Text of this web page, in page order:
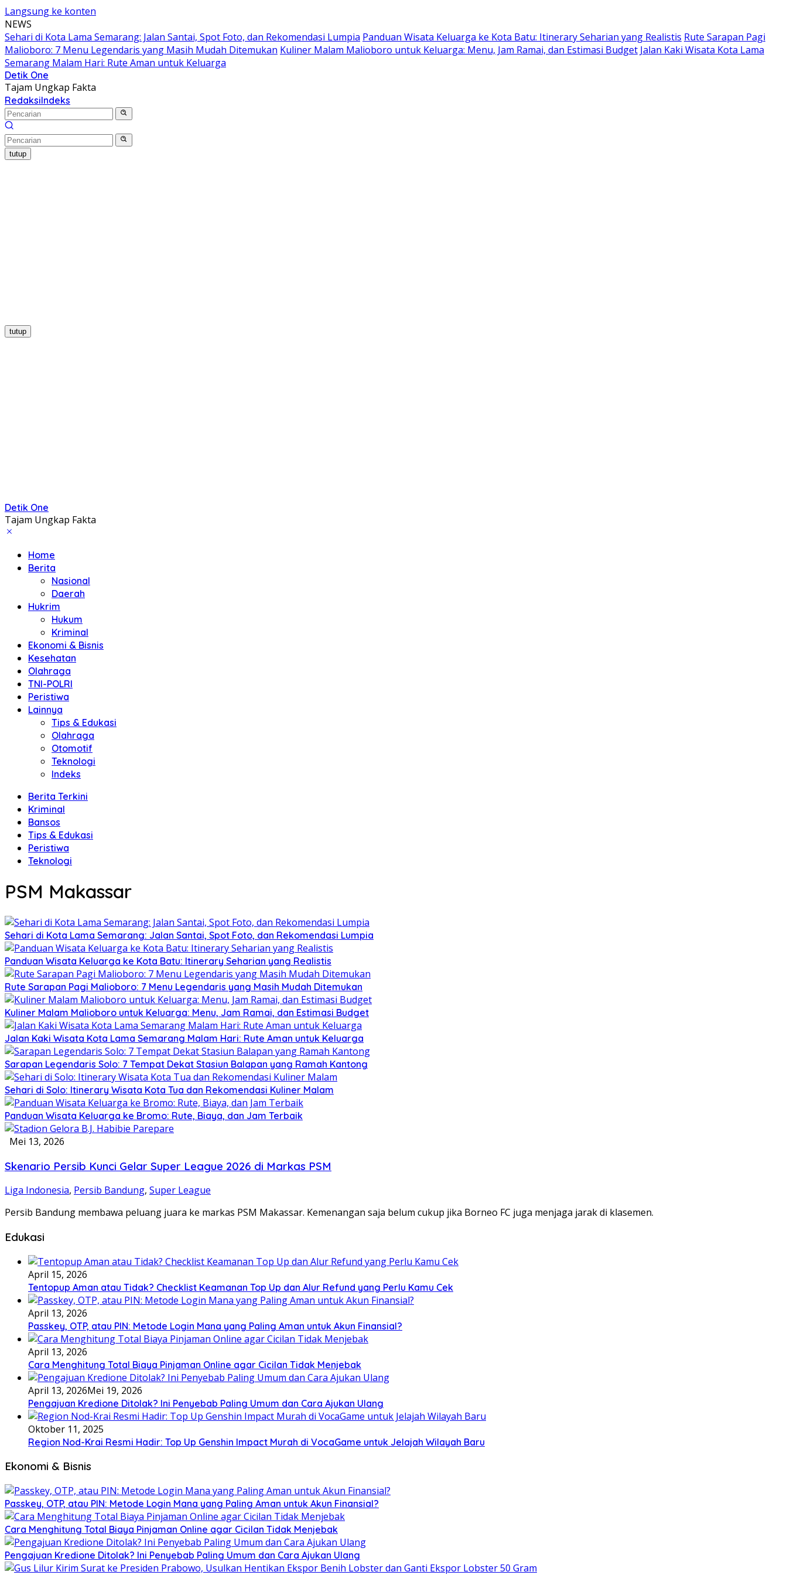
Langsung ke konten
NEWS
Sehari di Kota Lama Semarang: Jalan Santai, Spot Foto, dan Rekomendasi Lumpia Panduan Wisata Keluarga ke Kota Batu: Itinerary Seharian yang Realistis Rute Sarapan Pagi
Malioboro: 7 Menu Legendaris yang Masih Mudah Ditemukan Kuliner Malam Malioboro untuk Keluarga: Menu, Jam Ramai, dan Estimasi Budget Jalan Kaki Wisata Kota Lama
Semarang Malam Hari: Rute Aman untuk Keluarga
Detik One
Tajam Ungkap Fakta
RedaksiIndeks
tutup
tutup
Detik One
Tajam Ungkap Fakta
Home
Berita
Nasional
Daerah
Hukrim
Hukum
Kriminal
Ekonomi & Bisnis
Kesehatan
Olahraga
TNI-POLRI
Peristiwa
Lainnya
Tips & Edukasi
Olahraga
Otomotif
Teknologi
Indeks
Berita Terkini
Kriminal
Bansos
Tips & Edukasi
Peristiwa
Teknologi
PSM Makassar
Sehari di Kota Lama Semarang: Jalan Santai, Spot Foto, dan Rekomendasi Lumpia
Panduan Wisata Keluarga ke Kota Batu: Itinerary Seharian yang Realistis
Rute Sarapan Pagi Malioboro: 7 Menu Legendaris yang Masih Mudah Ditemukan
Kuliner Malam Malioboro untuk Keluarga: Menu, Jam Ramai, dan Estimasi Budget
Jalan Kaki Wisata Kota Lama Semarang Malam Hari: Rute Aman untuk Keluarga
Sarapan Legendaris Solo: 7 Tempat Dekat Stasiun Balapan yang Ramah Kantong
Sehari di Solo: Itinerary Wisata Kota Tua dan Rekomendasi Kuliner Malam
Panduan Wisata Keluarga ke Bromo: Rute, Biaya, dan Jam Terbaik
Mei 13, 2026
Skenario Persib Kunci Gelar Super League 2026 di Markas PSM
Liga Indonesia, Persib Bandung, Super League
Persib Bandung membawa peluang juara ke markas PSM Makassar. Kemenangan saja belum cukup jika Borneo FC juga menjaga jarak di klasemen.
Edukasi
April 15, 2026
Tentopup Aman atau Tidak? Checklist Keamanan Top Up dan Alur Refund yang Perlu Kamu Cek
April 13, 2026
Passkey, OTP, atau PIN: Metode Login Mana yang Paling Aman untuk Akun Finansial?
April 13, 2026
Cara Menghitung Total Biaya Pinjaman Online agar Cicilan Tidak Menjebak
April 13, 2026Mei 19, 2026
Pengajuan Kredione Ditolak? Ini Penyebab Paling Umum dan Cara Ajukan Ulang
Oktober 11, 2025
Region Nod-Krai Resmi Hadir: Top Up Genshin Impact Murah di VocaGame untuk Jelajah Wilayah Baru
Ekonomi & Bisnis
Passkey, OTP, atau PIN: Metode Login Mana yang Paling Aman untuk Akun Finansial?
Cara Menghitung Total Biaya Pinjaman Online agar Cicilan Tidak Menjebak
Pengajuan Kredione Ditolak? Ini Penyebab Paling Umum dan Cara Ajukan Ulang